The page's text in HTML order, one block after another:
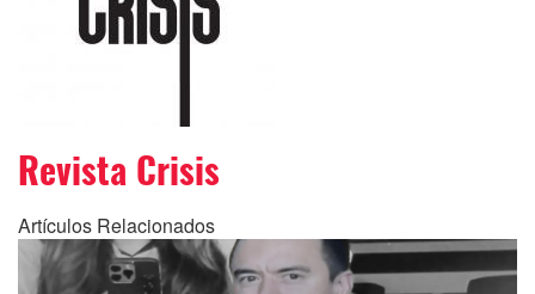
Revista Crisis
Artículos Relacionados